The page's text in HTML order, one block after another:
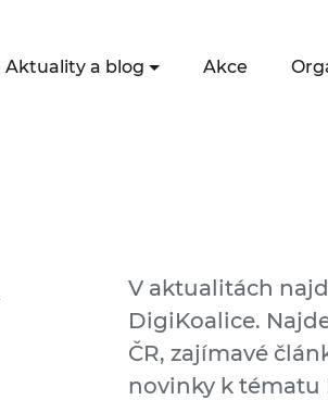
Aktuality a blog Akce
V aktualitách
DigiKoalice.
ČR, zajímavé
novinky k tématu